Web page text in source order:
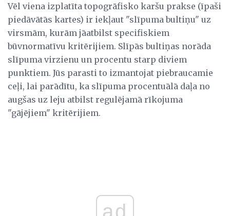
Vēl viena izplatīta topogrāfisko karšu prakse (īpaši
piedāvātās kartes) ir iekļaut "slīpuma bultiņu" uz
virsmām, kurām jāatbilst specifiskiem
būvnormatīvu kritērijiem. Slīpās bultiņas norāda
slīpuma virzienu un procentu starp diviem
punktiem. Jūs parasti to izmantojat piebraucamie
ceļi, lai parādītu, ka slīpuma procentuālā daļa no
augšas uz leju atbilst regulējamā rīkojuma
"gājējiem" kritērijiem.
ad